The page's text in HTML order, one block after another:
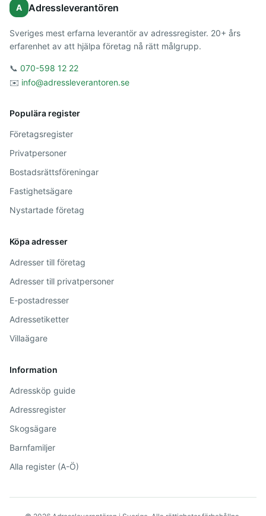
A Adressleverantören
Sveriges mest erfarna leverantör av adressregister. 20+ års
erfarenhet av att hjälpa företag nå rätt målgrupp.
📞 070-598 12 22
✉️ info@adressleverantoren.se
Populära register
Företagsregister
Privatpersoner
Bostadsrättsföreningar
Fastighetsägare
Nystartade företag
Köpa adresser
Adresser till företag
Adresser till privatpersoner
E-postadresser
Adressetiketter
Villaägare
Information
Adressköp guide
Adressregister
Skogsägare
Barnfamiljer
Alla register (A-Ö)